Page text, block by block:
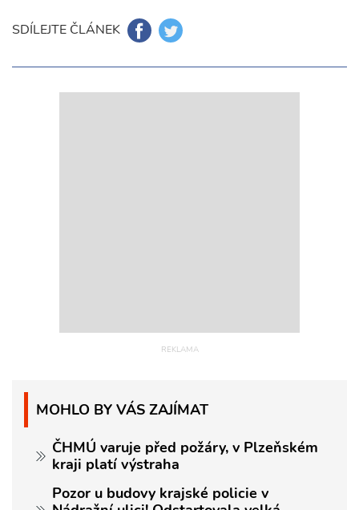
SDÍLEJTE ČLÁNEK
MOHLO BY VÁS ZAJÍMAT
ČHMÚ varuje před požáry, v Plzeňském
kraji platí výstraha
Pozor u budovy krajské policie v